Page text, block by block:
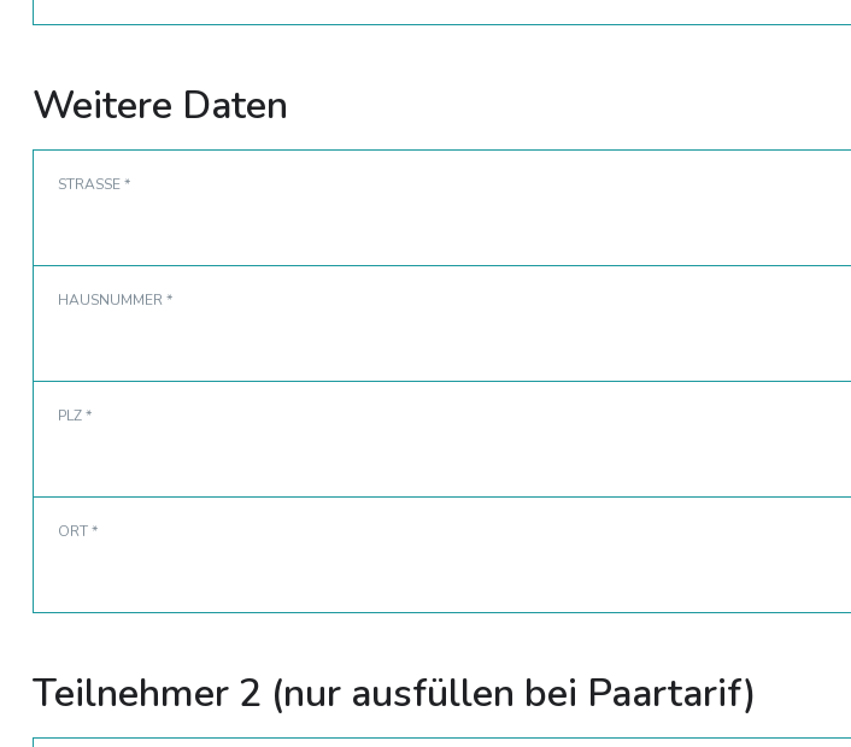
Weitere Daten
STRASSE *
HAUSNUMMER *
PLZ *
ORT *
Teilnehmer 2 (nur ausfüllen bei Paartarif)